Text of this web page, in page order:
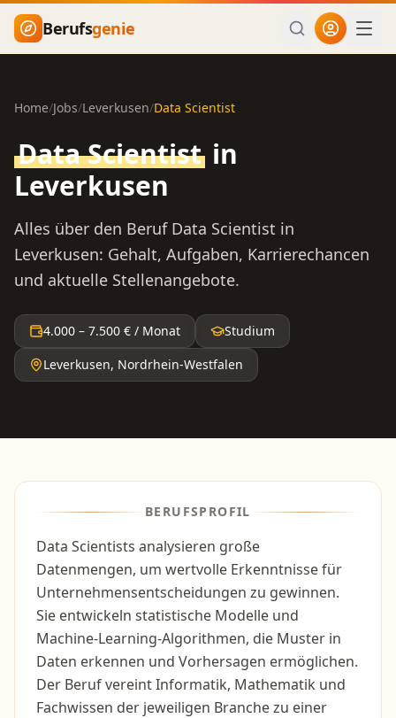
Zum Hauptinhalt springen
Berufsgenie
Home/Jobs/Leverkusen/Data Scientist
Data Scientist in
Leverkusen
Alles über den Beruf Data Scientist in
Leverkusen: Gehalt, Aufgaben, Karrierechancen
und aktuelle Stellenangebote.
4.000 – 7.500 € / Monat
Studium
Leverkusen, Nordrhein-Westfalen
BERUFSPROFIL
Data Scientists analysieren große
Datenmengen, um wertvolle Erkenntnisse für
Unternehmensentscheidungen zu gewinnen.
Sie entwickeln statistische Modelle und
Machine-Learning-Algorithmen, die Muster in
Daten erkennen und Vorhersagen ermöglichen.
Der Beruf vereint Informatik, Mathematik und
Fachwissen der jeweiligen Branche zu einer